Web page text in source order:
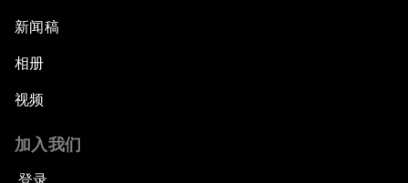
新闻稿
相册
视频
加入我们